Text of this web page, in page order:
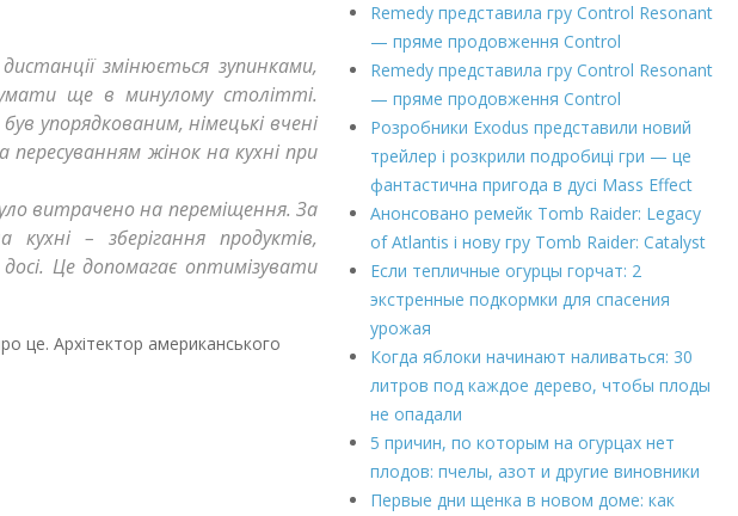
змінюється зупинками,
ще в минулому столітті.
упорядкованим, німецькі вчені
жінок на кухні при
витрачено на переміщення. За
– зберігання продуктів,
Це допомагає оптимізувати
це. Архітектор американського
Remedy представила гру Control Resonant
— пряме продовження Control
Remedy представила гру Control Resonant
— пряме продовження Control
Розробники Exodus представили новий
трейлер і розкрили подробиці гри — це
фантастична пригода в дусі Mass Effect
Анонсовано ремейк Tomb Raider: Legacy
of Atlantis і нову гру Tomb Raider: Catalyst
Если тепличные огурцы горчат: 2
экстренные подкормки для спасения
урожая
Когда яблоки начинают наливаться: 30
литров под каждое дерево, чтобы плоды
не опадали
5 причин, по которым на огурцах нет
плодов: пчелы, азот и другие виновники
Первые дни щенка в новом доме: как